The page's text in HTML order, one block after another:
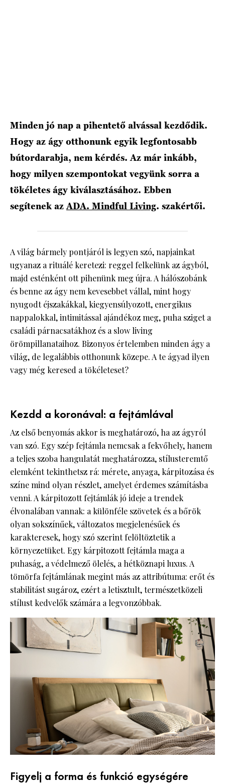
Minden jó nap a pihentető alvással kezdődik.
Hogy az ágy otthonunk egyik legfontosabb
bútordarabja, nem kérdés. Az már inkább,
hogy milyen szempontokat vegyünk sorra a
tökéletes ágy kiválasztásához. Ebben
segítenek azADA. Mindful Living. szakértői.
A világ bármely pontjáról is legyen szó, napjainkat
ugyanaz a rituálé keretezi: reggel felkelünk az ágyból,
majd esténként ott pihenünk meg újra. A hálószobánk
és benne az ágy nem kevesebbet vállal, mint hogy
nyugodt éjszakákkal, kiegyensúlyozott, energikus
nappalokkal, intimitással ajándékoz meg, puha sziget a
családi párnacsatákhoz és a slow living
örömpillanataihoz. Bizonyos értelemben minden ágy a
világ, de legalábbis otthonunk közepe. A te ágyad ilyen
vagy még keresed a tökéleteset?
Kezdd a koronával: a fejtámlával
Az első benyomás akkor is meghatározó, ha az ágyról
van szó. Egy szép fejtámla nemcsak a fekvőhely, hanem
a teljes szoba hangulatát meghatározza, stílusteremtő
elemként tekinthetsz rá: mérete, anyaga, kárpitozása és
színe mind olyan részlet, amelyet érdemes számításba
venni. A kárpitozott fejtámlák jó ideje a trendek
élvonalában vannak: a különféle szövetek és a bőrök
olyan sokszínűek, változatos megjelenésűek és
karakteresek, hogy szó szerint felöltöztetik a
környezetüket. Egy kárpitozott fejtámla maga a
puhaság, a védelmező ölelés, a hétköznapi luxus. A
tömörfa fejtámlának megint más az attribútuma: erőt és
stabilitást sugároz, ezért a letisztult, természetközeli
stílust kedvelők számára a legvonzóbbak.
Figyelj a forma és funkció egységére